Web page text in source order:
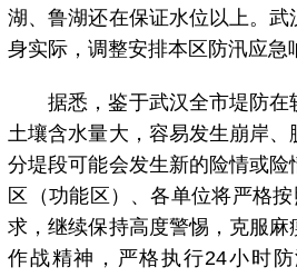
湖、鲁湖还在保证水位以上。武
身实际，调整安排本区防汛应急
据悉，鉴于武汉全市堤防在
土壤含水量大，容易发生崩岸
分堤段可能会发生新的险情或
区（功能区）、各单位将严格
求，继续保持高度警惕，克服
作战精神，严格执行24小时